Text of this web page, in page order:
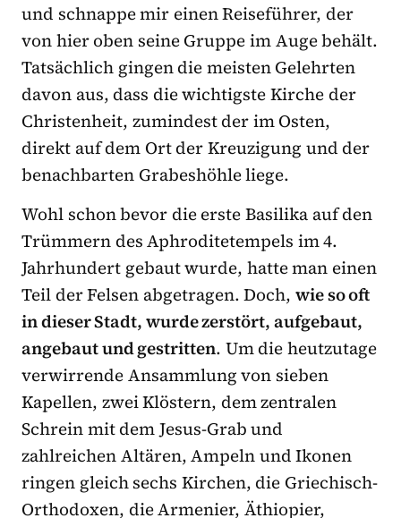
und schnappe mir einen Reiseführer, der
von hier oben seine Gruppe im Auge behält.
Tatsächlich gingen die meisten Gelehrten
davon aus, dass die wichtigste Kirche der
Christenheit, zumindest der im Osten,
direkt auf dem Ort der Kreuzigung und der
benachbarten Grabeshöhle liege.
Wohl schon bevor die erste Basilika auf den
Trümmern des Aphroditetempels im 4.
Jahrhundert gebaut wurde, hatte man einen
Teil der Felsen abgetragen. Doch,wie so oft
in dieser Stadt, wurde zerstört, aufgebaut,
angebaut und gestritten. Um die heutzutage
verwirrende Ansammlung von sieben
Kapellen, zwei Klöstern, dem zentralen
Schrein mit dem Jesus-Grab und
zahlreichen Altären, Ampeln und Ikonen
ringen gleich sechs Kirchen, die Griechisch-
Orthodoxen, die Armenier, Äthiopier,